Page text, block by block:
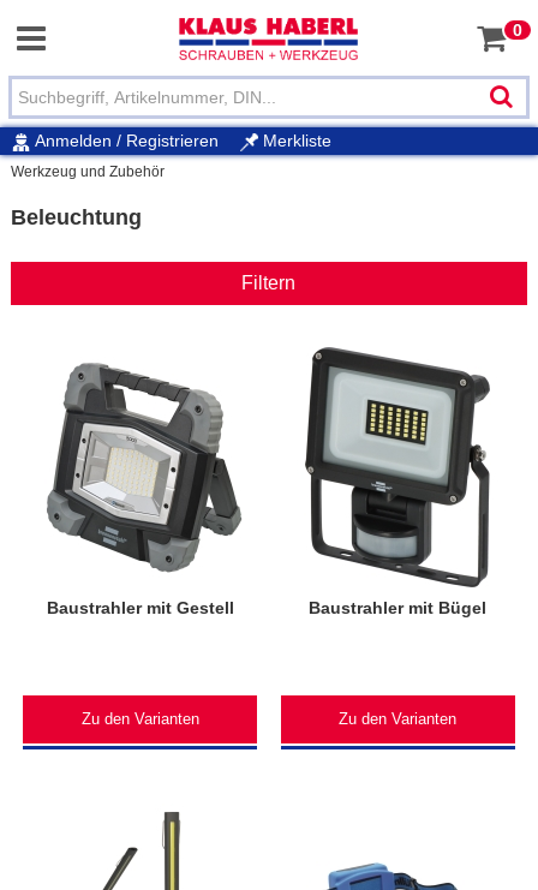
0
Anmelden / Registrieren Merkliste
Werkzeug und Zubehör
Beleuchtung
Filtern
Baustrahler mit Gestell
Zu den Varianten
Baustrahler mit Bügel
Zu den Varianten